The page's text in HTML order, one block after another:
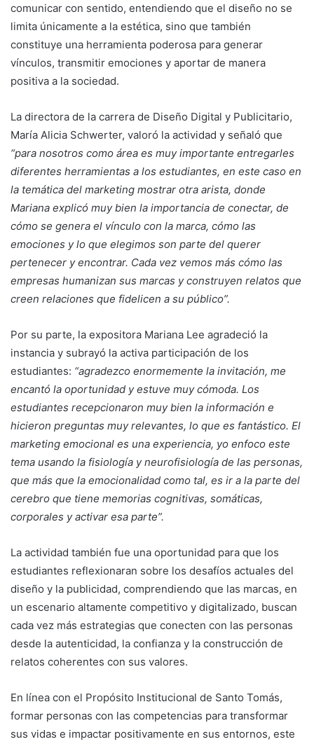
comunicar con sentido, entendiendo que el diseño no se
limita únicamente a la estética, sino que también
constituye una herramienta poderosa para generar
vínculos, transmitir emociones y aportar de manera
positiva a la sociedad.
La directora de la carrera de Diseño Digital y Publicitario,
María Alicia Schwerter, valoró la actividad y señaló que
“para nosotros como área es muy importante entregarles
diferentes herramientas a los estudiantes, en este caso en
la temática del marketing mostrar otra arista, donde
Mariana explicó muy bien la importancia de conectar, de
cómo se genera el vínculo con la marca, cómo las
emociones y lo que elegimos son parte del querer
pertenecer y encontrar. Cada vez vemos más cómo las
empresas humanizan sus marcas y construyen relatos que
creen relaciones que fidelicen a su público”.
Por su parte, la expositora Mariana Lee agradeció la
instancia y subrayó la activa participación de los
estudiantes: “agradezco enormemente la invitación, me
encantó la oportunidad y estuve muy cómoda. Los
estudiantes recepcionaron muy bien la información e
hicieron preguntas muy relevantes, lo que es fantástico. El
marketing emocional es una experiencia, yo enfoco este
tema usando la fisiología y neurofisiología de las personas,
que más que la emocionalidad como tal, es ir a la parte del
cerebro que tiene memorias cognitivas, somáticas,
corporales y activar esa parte”.
La actividad también fue una oportunidad para que los
estudiantes reflexionaran sobre los desafíos actuales del
diseño y la publicidad, comprendiendo que las marcas, en
un escenario altamente competitivo y digitalizado, buscan
cada vez más estrategias que conecten con las personas
desde la autenticidad, la confianza y la construcción de
relatos coherentes con sus valores.
En línea con el Propósito Institucional de Santo Tomás,
formar personas con las competencias para transformar
sus vidas e impactar positivamente en sus entornos, este